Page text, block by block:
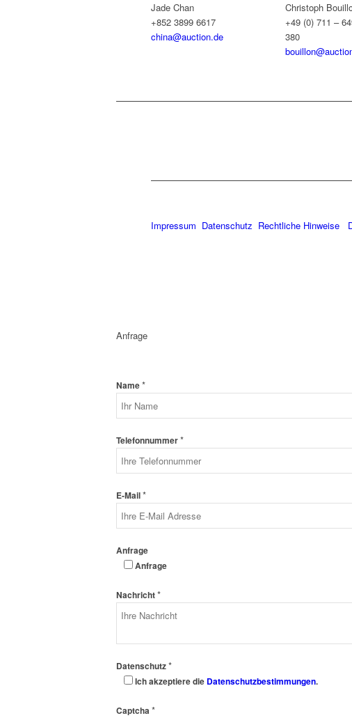
Jade Chan
+852 3899 6617
china@auction.de
Christoph
+49 (0) 711 –
380
Impressum Datenschutz Rechtliche Hinweise
Anfrage
Name*
Telefonnummer*
E-Mail*
Anfrage
Anfrage
Nachricht*
Datenschutz*
Ich akzeptiere die Datenschutzbestimmungen.
Captcha *